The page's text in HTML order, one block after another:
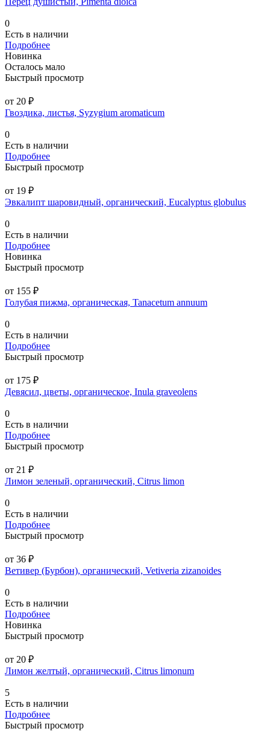
0
Есть в наличии
Подробнее
Новинка
Осталось мало
Быстрый просмотр
от 20 ₽
Гвоздика, листья, Syzygium aromaticum
0
Есть в наличии
Подробнее
Быстрый просмотр
от 19 ₽
Эвкалипт шаровидный, органический, Eucalyptus globulus
0
Есть в наличии
Подробнее
Новинка
Быстрый просмотр
от 155 ₽
Голубая пижма, органическая, Tanacetum annuum
0
Есть в наличии
Подробнее
Быстрый просмотр
от 175 ₽
Девясил, цветы, органическое, Inula graveolens
0
Есть в наличии
Подробнее
Быстрый просмотр
от 21 ₽
Лимон зеленый, органический, Citrus limon
0
Есть в наличии
Подробнее
Быстрый просмотр
от 36 ₽
Ветивер (Бурбон), органический, Vetiveria zizanoides
0
Есть в наличии
Подробнее
Новинка
Быстрый просмотр
от 20 ₽
Лимон желтый, органический, Citrus limonum
5
Есть в наличии
Подробнее
Быстрый просмотр